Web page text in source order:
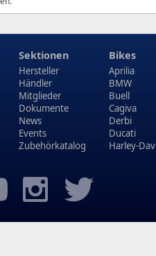
Sektionen
Hersteller
Händler
Mitglieder
Dokumente
News
Events
Zubehörkatalog
Bikes
Aprilia
BMW
Buell
Cagiva
Derbi
Ducati
Harley-